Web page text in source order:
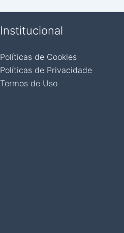
Institucional
Políticas de Cookies
Políticas de Privacidade
Termos de Uso